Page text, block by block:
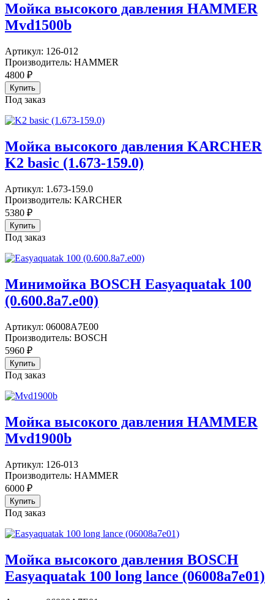
Мойка высокого давления HAMMER
Mvd1500b
Артикул: 126-012
Производитель: HAMMER
4800 ₽
Под заказ
Мойка высокого давления KARCHER
K2 basic (1.673-159.0)
Артикул: 1.673-159.0
Производитель: KARCHER
5380 ₽
Под заказ
Минимойка BOSCH Easyaquatak 100
(0.600.8a7.e00)
Артикул: 06008A7E00
Производитель: BOSCH
5960 ₽
Под заказ
Мойка высокого давления HAMMER
Mvd1900b
Артикул: 126-013
Производитель: HAMMER
6000 ₽
Под заказ
Мойка высокого давления BOSCH
Easyaquatak 100 long lance (06008a7e01)